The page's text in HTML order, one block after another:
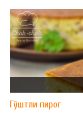
Гўштли пирог